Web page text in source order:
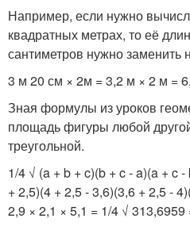
Например, если нужно
квадратных метрах, то её
сантиметров нужно заменить
3 м 20 см × 2м = 3,2 м × 2 м =
Зная формулы из уроков
площадь фигуры любой
треугольной.
1/4 √ (a + b + c)(b + c - a)(a + c
+ 2,5)(4 + 2,5 - 3,6)(3,6 + 2,5 -
2,9 × 2,1 × 5,1 = 1/4 √